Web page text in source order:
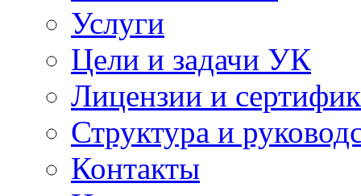
Услуги
Цели и задачи УК
Лицензии и
Структура и
Контакты